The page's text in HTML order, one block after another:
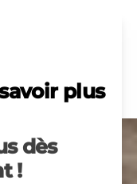
plus
dès
!